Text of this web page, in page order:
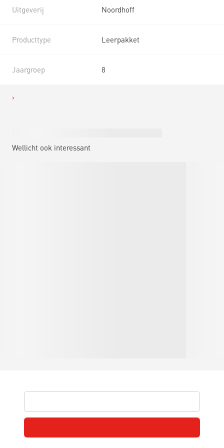
Uitgeverij Noordhoff
Producttype Leerpakket
Jaargroep 8
Wellicht ook interessant